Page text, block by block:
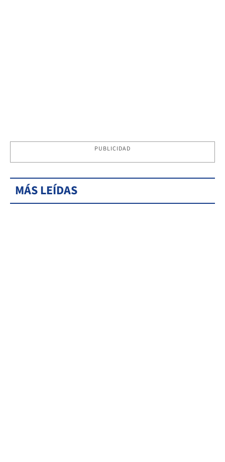
PUBLICIDAD
MÁS LEÍDAS